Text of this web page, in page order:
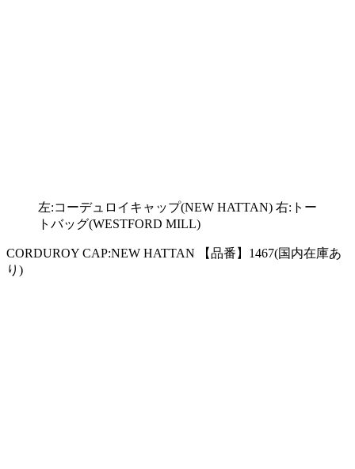
左:コーデュロイキャップ(NEW HATTAN) 右:トー
トバッグ(WESTFORD MILL)
CORDUROY CAP:NEW HATTAN 【品番】1467(国内在庫あ
り)